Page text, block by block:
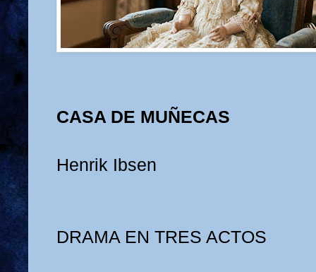
CASA DE MUÑECAS
Henrik Ibsen
DRAMA EN TRES ACTOS